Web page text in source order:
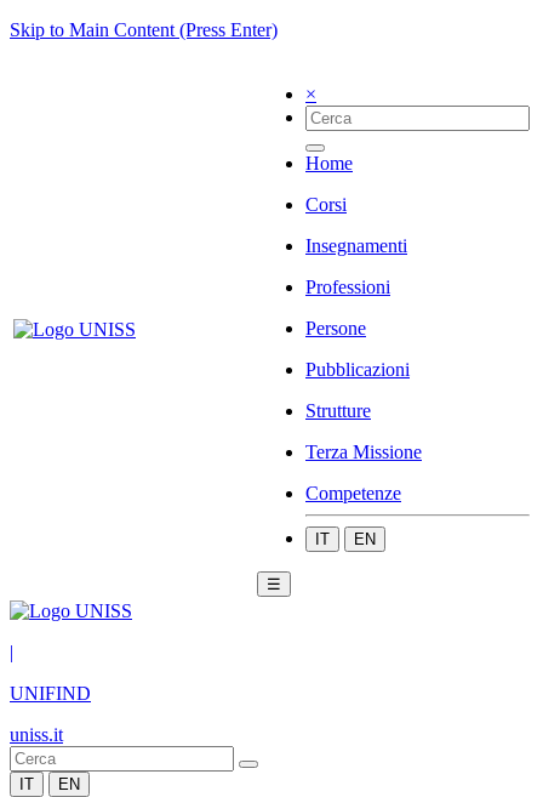
Skip to Main Content (Press Enter)
×
Home
Corsi
Insegnamenti
Professioni
Persone
Pubblicazioni
Strutture
Terza Missione
Competenze
IT EN
☰
|
UNIFIND
uniss.it
IT EN